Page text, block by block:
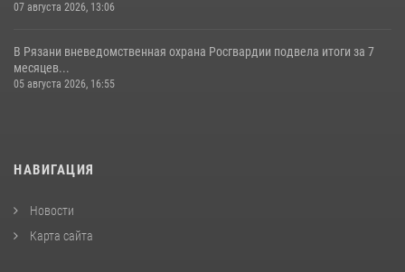
07 августа 2026, 13:06
В Рязани вневедомственная охрана Росгвардии подвела итоги за 7
месяцев...
05 августа 2026, 16:55
НАВИГАЦИЯ
Новости
Карта сайта